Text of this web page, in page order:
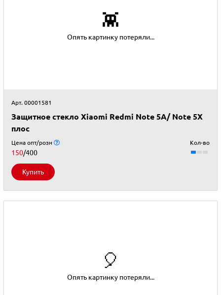
👾
Опять картинку потеряли...
Арт. 00001581
Защитное стекло Xiaomi Redmi Note 5A/ Note 5X
плос
Цена опт/розн
150/400
Кол-во
Купить
🎈
Опять картинку потеряли...